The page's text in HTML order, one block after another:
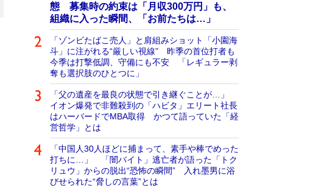
態 募集時の約束は「月収300万円」も、
組織に入った瞬間、「お前たちは…」
「ゾンビたばこ売人」と肩組みショット「小園海
斗」に注がれる“厳しい視線” 昨季の首位打者も
今季は打撃低調、守備にも不安 「レギュラー剥
奪も選択肢のひとつに」
「父の遺産を最良の状態で引き継ぐことが…」
イオン爆発で非難殺到の「ハビタ」エリート社長
はハーバードでMBA取得 かつて語っていた「経
営哲学」とは
「中国人30人ほどに捕まって、素手や棒でめった
打ちに…」 「闇バイト」逃亡者が語った「トク
リュウ」からの脱出“恐怖の瞬間” 入れ墨男に浴
びせられた“脅しの言葉”とは